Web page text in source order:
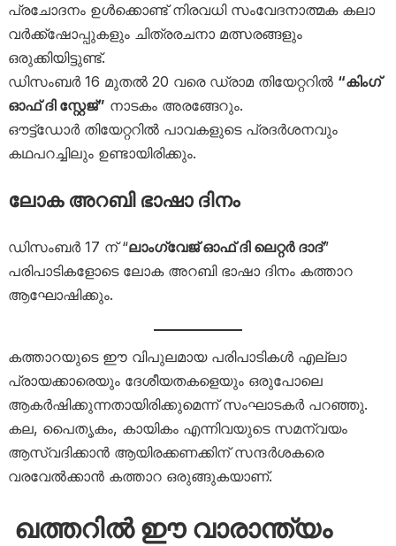
പ്രചോദനം ഉൾക്കൊണ്ട് നിരവധി സംവേദനാത്മക കലാ
വർക്ക്‌ഷോപ്പുകളും ചിത്രരചനാ മത്സരങ്ങളും
ഒരുക്കിയിട്ടുണ്ട്.
ഡിസംബർ 16 മുതൽ 20 വരെ ഡ്രാമ തിയേറ്ററിൽ “കിംഗ്
ഓഫ് ദി സ്റ്റേജ്” നാടകം അരങ്ങേറും.
ഔട്ട്ഡോർ തിയേറ്ററിൽ പാവകളുടെ പ്രദർശനവും
കഥപറച്ചിലും ഉണ്ടായിരിക്കും.
ലോക അറബി ഭാഷാ ദിനം
ഡിസംബർ 17 ന് “ലാംഗ്വേജ് ഓഫ് ദി ലെറ്റർ ദാദ്”
പരിപാടികളോടെ ലോക അറബി ഭാഷാ ദിനം കത്താറ
ആഘോഷിക്കും.
കത്താറയുടെ ഈ വിപുലമായ പരിപാടികൾ എല്ലാ
പ്രായക്കാരെയും ദേശീയതകളെയും ഒരുപോലെ
ആകർഷിക്കുന്നതായിരിക്കുമെന്ന് സംഘാടകർ പറഞ്ഞു.
കല, പൈതൃകം, കായികം എന്നിവയുടെ സമന്വയം
ആസ്വദിക്കാൻ ആയിരക്കണക്കിന് സന്ദർശകരെ
വരവേൽക്കാൻ കത്താറ ഒരുങ്ങുകയാണ്.
ഖത്തറിൽ ഈ വാരാന്ത്യം